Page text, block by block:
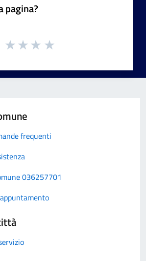
pagina?
frequenti
036257701